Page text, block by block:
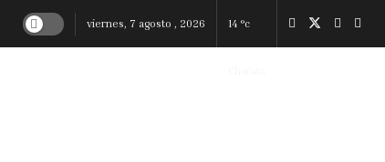
viernes, 7 agosto , 2026 14 °c